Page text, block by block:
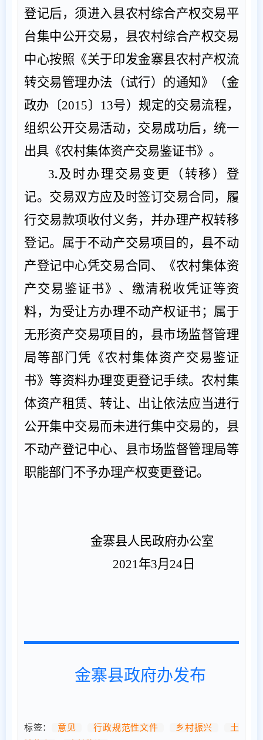
登记后，须进入县农村综合产权交易平
台集中公开交易，县农村综合产权交易
中心按照《关于印发金寨县农村产权流
转交易管理办法（试行）的通知》（金
政办 〔2015〕 13号）规定的交易流程，
组织公开交易活动，交易成功后，统一
出具《农村集体资产交易鉴证书》。
3.及时办理交易变更（转移）登
记。 交易双方应及时签订交易合同，履
行交易款项收付义务，并办理产权转移
登记。属于不动产交易项目的，县不动
产登记中心凭交易合同、《农村集体资
产交易鉴证书》、缴清税收凭证等资
料，为受让方办理不动产权证书；属于
无形资产交易项目的，县市场监督管理
局等部门凭《农村集体资产交易鉴证
书》等资料办理变更登记手续。农村集
体资产租赁、转让、出让依法应当进行
公开集中交易而未进行集中交易的，县
不动产登记中心、县市场监督管理局等
职能部门不予办理产权变更登记。
金寨县人民政府办公室
2021年3月 24 日
金寨县政府办发布
标签： 意见 行政规范性文件 乡村振兴
土